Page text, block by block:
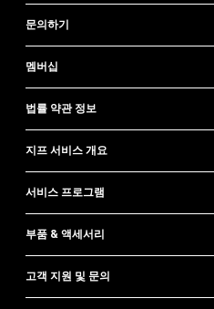
문의하기
멤버십
법률 약관 정보
지프 서비스 개요
서비스 프로그램
부품 & 액세서리
고객 지원 및 문의